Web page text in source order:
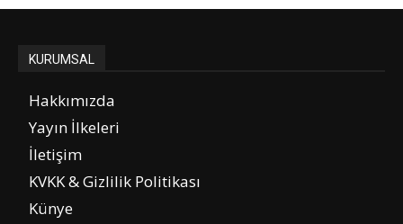
KURUMSAL
Hakkımızda
Yayın İlkeleri
İletişim
KVKK & Gizlilik Politikası
Künye